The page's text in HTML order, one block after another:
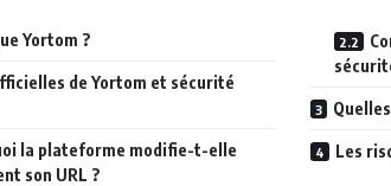
Yortom ?
de Yortom et sécurité
la plateforme modifie-t-elle
son URL ?
Les